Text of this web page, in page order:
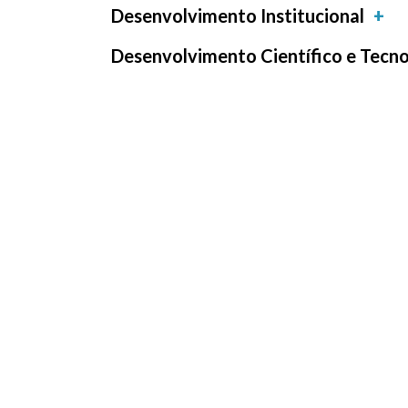
Desenvolvimento Institucional
Desenvolvimento Científico e